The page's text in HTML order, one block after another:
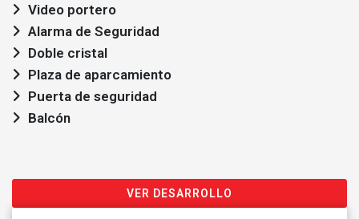
Video portero
Alarma de Seguridad
Doble cristal
Plaza de aparcamiento
Puerta de seguridad
Balcón
VER DESARROLLO